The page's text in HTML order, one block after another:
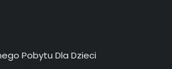
Pobytu Dla Dzieci